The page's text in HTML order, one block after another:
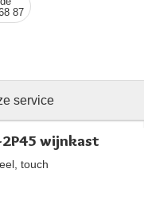
87
service
wijnkast
touch